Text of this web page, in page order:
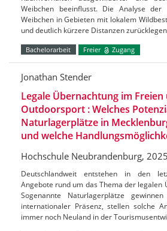
Weibchen beeinflusst. Die Analyse der
Weibchen in Gebieten mit lokalem
und deutlich kürzere Distanzen
Bachelorarbeit Freier Zugang
Jonathan Stender
Legale Übernachtung im Freien
Outdoorsport : Welches
Naturlagerplätze in
und welche
Hochschule Neubrandenburg, 2025
Deutschlandweit entstehen in den
Angebote rund um das Thema der legalen
Sogenannte Naturlagerplätze
internationaler Präsenz, stellen solche
immer noch Neuland in der